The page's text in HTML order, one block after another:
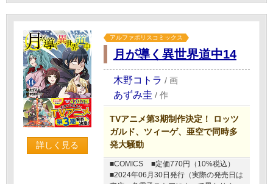
詳しく見る
アルファポリスコミックス
月が導く異世界道中14
木野コトラ / 画
あずみ圭 / 作
TVアニメ第3期制作決定！ ロッツ
ガルド、ツィーゲ、亜空で同時多
発大騒動
■COMICS
■定価770円（10%税込）
■2024年06月30日発行（実際の発売日は